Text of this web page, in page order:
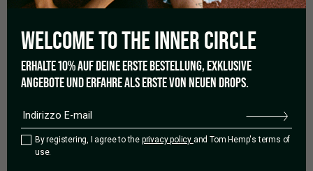
5 stelle
100%
3 stelle
1 stella
0%
WELCOME TO THEINNER CIRCLE
ERHALTE 10% AUF DEINE ERSTE BESTELLUNG, EXKLUSIVE
ANGEBOTE UND ERFAHRE ALS ERSTE VON NEUEN DROPS.
By registering, I agree to the privacy policy and Tom Hemp's terms of
use.